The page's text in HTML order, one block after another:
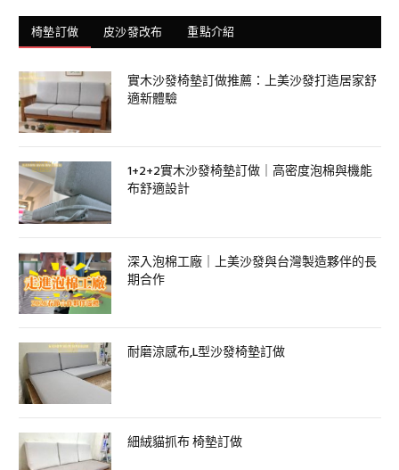
椅墊訂做 皮沙發改布 重點介紹
實木沙發椅墊訂做推薦：上美沙發打造居家舒
適新體驗
1+2+2實木沙發椅墊訂做｜高密度泡棉與機能
布舒適設計
深入泡棉工廠｜上美沙發與台灣製造夥伴的長
期合作
耐磨涼感布,L型沙發椅墊訂做
細絨貓抓布 椅墊訂做